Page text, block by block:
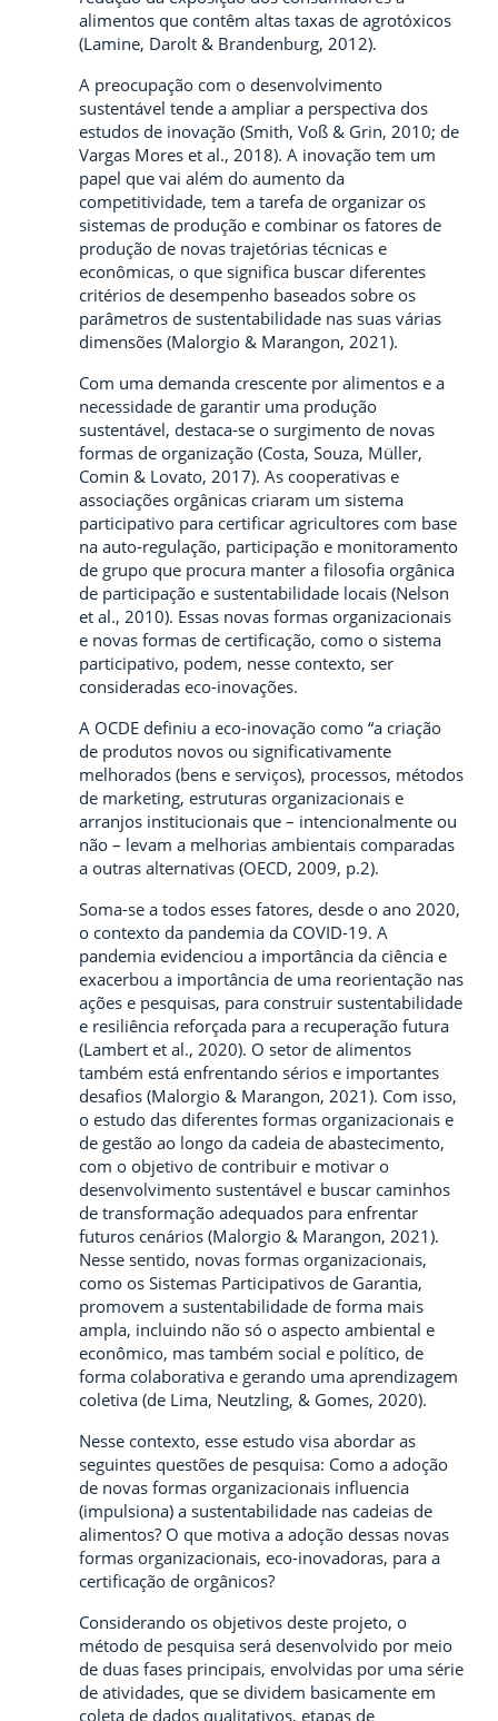
alimentos que contêm altas taxas de agrotóxicos
(Lamine, Darolt & Brandenburg, 2012).
A preocupação com o desenvolvimento
sustentável tende a ampliar a perspectiva dos
estudos de inovação (Smith, Voß & Grin, 2010; de
Vargas Mores et al., 2018). A inovação tem um
papel que vai além do aumento da
competitividade, tem a tarefa de organizar os
sistemas de produção e combinar os fatores de
produção de novas trajetórias técnicas e
econômicas, o que significa buscar diferentes
critérios de desempenho baseados sobre os
parâmetros de sustentabilidade nas suas várias
dimensões (Malorgio & Marangon, 2021).
Com uma demanda crescente por alimentos e a
necessidade de garantir uma produção
sustentável, destaca-se o surgimento de novas
formas de organização (Costa, Souza, Müller,
Comin & Lovato, 2017). As cooperativas e
associações orgânicas criaram um sistema
participativo para certificar agricultores com base
na auto-regulação, participação e monitoramento
de grupo que procura manter a filosofia orgânica
de participação e sustentabilidade locais (Nelson
et al., 2010). Essas novas formas organizacionais
e novas formas de certificação, como o sistema
participativo, podem, nesse contexto, ser
consideradas eco-inovações.
A OCDE definiu a eco-inovação como “a criação
de produtos novos ou significativamente
melhorados (bens e serviços), processos, métodos
de marketing, estruturas organizacionais e
arranjos institucionais que – intencionalmente ou
não – levam a melhorias ambientais comparadas
a outras alternativas (OECD, 2009, p.2).
Soma-se a todos esses fatores, desde o ano 2020,
o contexto da pandemia da COVID-19. A
pandemia evidenciou a importância da ciência e
exacerbou a importância de uma reorientação nas
ações e pesquisas, para construir sustentabilidade
e resiliência reforçada para a recuperação futura
(Lambert et al., 2020). O setor de alimentos
também está enfrentando sérios e importantes
desafios (Malorgio & Marangon, 2021). Com isso,
o estudo das diferentes formas organizacionais e
de gestão ao longo da cadeia de abastecimento,
com o objetivo de contribuir e motivar o
desenvolvimento sustentável e buscar caminhos
de transformação adequados para enfrentar
futuros cenários (Malorgio & Marangon, 2021).
Nesse sentido, novas formas organizacionais,
como os Sistemas Participativos de Garantia,
promovem a sustentabilidade de forma mais
ampla, incluindo não só o aspecto ambiental e
econômico, mas também social e político, de
forma colaborativa e gerando uma aprendizagem
coletiva (de Lima, Neutzling, & Gomes, 2020).
Nesse contexto, esse estudo visa abordar as
seguintes questões de pesquisa: Como a adoção
de novas formas organizacionais influencia
(impulsiona) a sustentabilidade nas cadeias de
alimentos? O que motiva a adoção dessas novas
formas organizacionais, eco-inovadoras, para a
certificação de orgânicos?
Considerando os objetivos deste projeto, o
método de pesquisa será desenvolvido por meio
de duas fases principais, envolvidas por uma série
de atividades, que se dividem basicamente em
coleta de dados qualitativos, etapas de